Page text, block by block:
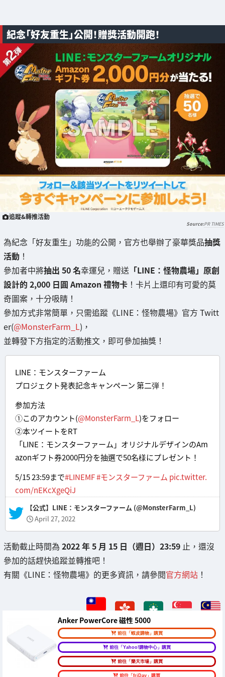
紀念「好友重生」公開！贈獎活動開跑！
追蹤&轉推活動
PR TIMES
為紀念「好友重生」功能的公開，官方也舉辦了豪華獎品抽獎
活動 ！
參加者中將抽出 50 名幸運兒，贈送 「LINE：怪物農場」原創
設計的 2,000 日圓 Amazon 禮物卡 ！卡片上還印有可愛的莫
奇圖案，十分吸睛！
參加方式非常簡單，只需追蹤《LINE：怪物農場》官方 Twitt
er(@MonsterFarm_L)，
並轉發下方指定的活動推文，即可參加抽獎！
LINE：モンスターファーム
プロジェクト発表記念キャンペーン 第二弾！
参加方法
①このアカウント(@MonsterFarm_L)をフォロー
②本ツイートをRT
「LINE：モンスターファーム」オリジナルデザインのAm
azonギフト券2000円分を抽選で50名様にプレゼント！
5/15 23:59まで#LINEMF#モンスターファーム pic.twitter.
com/nEKcXgeQiJ
— 【公式】LINE：モンスターファーム (@MonsterFarm_L)
April 27, 2022
活動截止時間為 2022 年 5 月 15 日（週日）23:59 止，還沒
參加的話趕快追蹤並轉推吧！
有關《LINE：怪物農場》的更多資訊，請參閱官方網站 ！
Anker PowerCore 磁性 5000
前往「蝦皮購物」購買
前往「Yahoo!購物中心」購買
前往「樂天市場」購買
前往「friDay」購買